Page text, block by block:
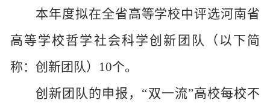
本年度拟在全省高等学校中评选河南省
高等学校哲学社会科学创新团队（以下简
称：创新团队） 10个。
创新团队的申报， “双一流”高校每校不